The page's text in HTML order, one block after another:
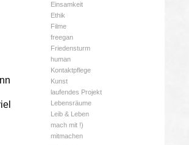
Einsamkeit
Ethik
Filme
freegan
Friedensturm
human
Kontaktpflege
Kunst
laufendes Projekt
Lebensräume
Leib & Leben
mach mit !)
mitmachen